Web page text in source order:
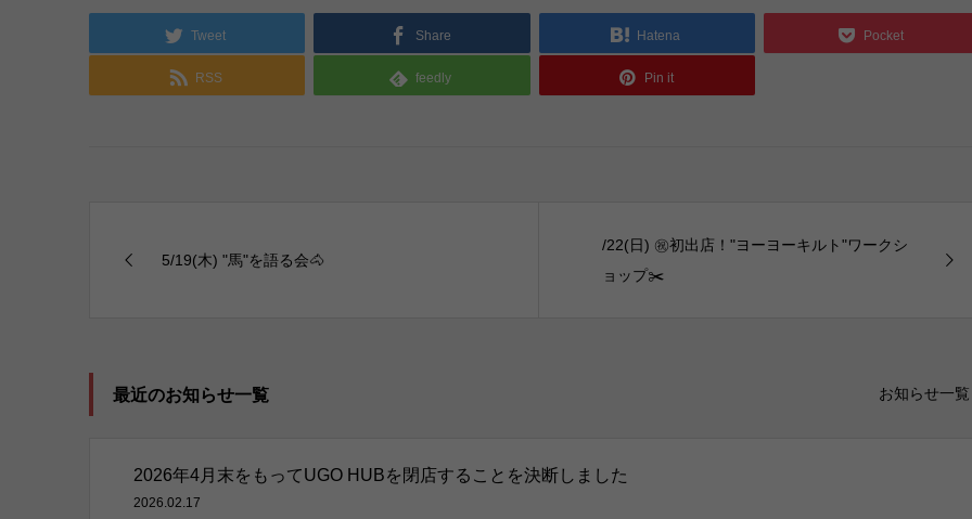
Tweet Share Hatena Pocket
RSS feedly Pin it
5/19(木) "馬"を語る会🐴
/22(日) ㊗️初出店！"ヨーヨーキルト"ワークシ
ョップ✂️
最近のお知らせ一覧 お知らせ一覧
2026年4月末をもってUGO HUBを閉店することを決断しました
2026.02.17